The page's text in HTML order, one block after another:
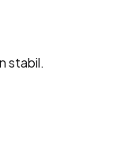
stabil.